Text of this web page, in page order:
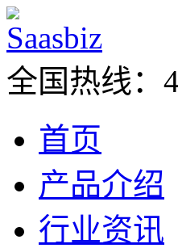
全国热线：
首页
产品介绍
行业资讯